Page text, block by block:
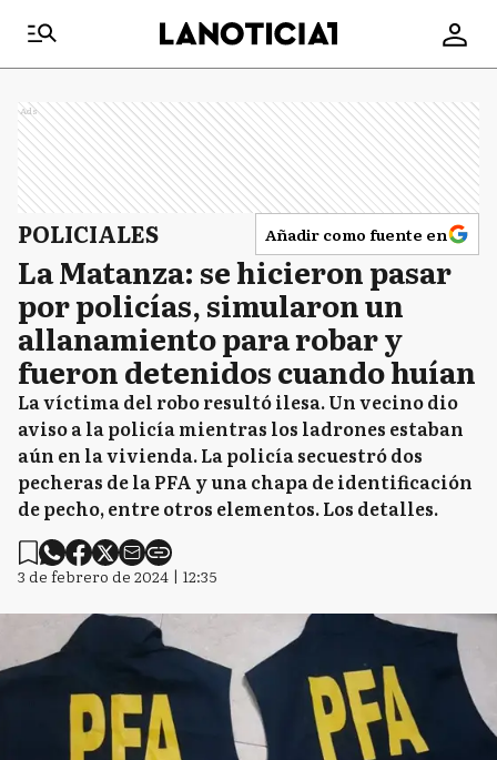
Ads
POLICIALES Añadir como fuente en
La Matanza: se hicieron pasar
por policías, simularon un
allanamiento para robar y
fueron detenidos cuando huían
La víctima del robo resultó ilesa. Un vecino dio
aviso a la policía mientras los ladrones estaban
aún en la vivienda. La policía secuestró dos
pecheras de la PFA y una chapa de identificación
de pecho, entre otros elementos. Los detalles.
3 de febrero de 2024 | 12:35